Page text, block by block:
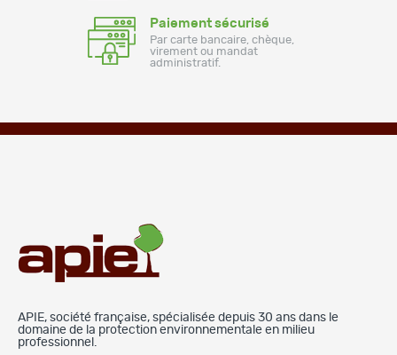
Paiement sécurisé
Par carte bancaire, chèque,
virement ou mandat
administratif.
APIE, société française, spécialisée depuis 30 ans dans le
domaine de la protection environnementale en milieu
professionnel.